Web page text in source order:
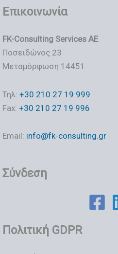
Επικοινωνία
FK-Consulting Services AE
Ποσειδώνος 23
Μεταμόρφωση 14451
Τηλ: +30 210 27 19 999
Fax: +30 210 27 19 996
Email: info@fk-consulting.gr
Σύνδεση
Πολιτική GDPR